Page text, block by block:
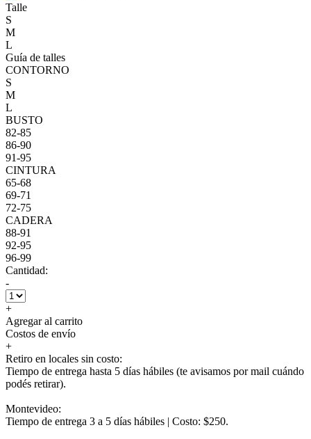
Talle
S
M
L
Guía de talles
CONTORNO
S
M
L
BUSTO
82-85
86-90
91-95
CINTURA
65-68
69-71
72-75
CADERA
88-91
92-95
96-99
Cantidad:
-
+
Agregar al carrito
Costos de envío
+
Retiro en locales sin costo:
Tiempo de entrega hasta 5 días hábiles (te avisamos por mail cuándo
podés retirar).
Montevideo:
Tiempo de entrega 3 a 5 días hábiles | Costo: $250.